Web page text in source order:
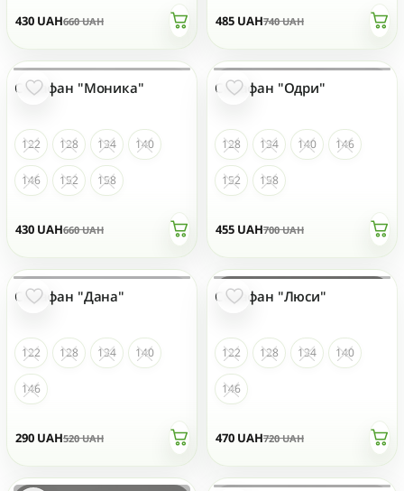
430 UAH660UAH 485 UAH740UAH
НЕТ НА СКЛАДЕ
430 UAH660UAH
Сарафан "Моника"
122 128 134 140
146 152 158
НЕТ НА СКЛАДЕ
455 UAH700UAH
Сарафан "Одри"
128 134 140 146
152 158
НЕТ НА СКЛАДЕ
290 UAH520UAH
Сарафан "Дана"
122 128 134 140
146
НЕТ НА СКЛАДЕ
470 UAH720UAH
Сарафан "Люси"
122 128 134 140
146